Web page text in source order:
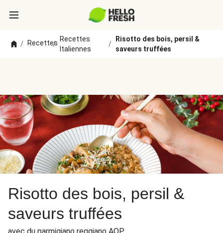
/ Recettes
/
Recettes
Italiennes
/
Risotto des bois, persil &
saveurs truffées
Risotto des bois, persil &
saveurs truffées